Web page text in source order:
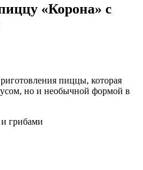
«Корона» с
пиццы, которая
но и необычной формой в